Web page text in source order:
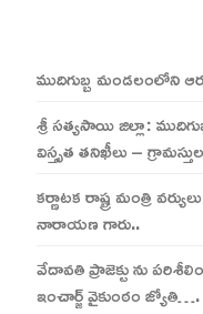
ముదిగుబ్బ మండలంలోని
శ్రీ సత్యసాయి జిల్లా:
విస్తృత తనిఖీలు –
కర్ణాటక రాష్ట్ర మంత్రి
నారాయణ గారు..
వేదావతి ప్రాజెక్టు ను
ఇంచార్జ్ వైకుంఠం జ్యోతి….